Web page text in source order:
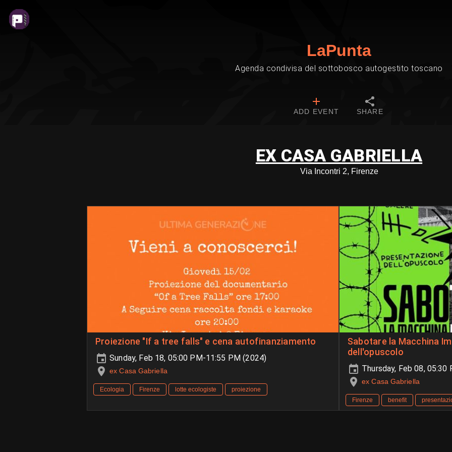
LaPunta
Agenda condivisa del sottobosco autogestito toscano
ADD EVENT SHARE
EX CASA GABRIELLA
Via Incontri 2, Firenze
Proiezione "If a tree falls" e cena autofinanziamento
Sunday, Feb 18, 05:00 PM-11:55 PM (2024)
ex Casa Gabriella
Ecologia Firenze lotte ecologiste proiezione
Sabotare la Macchina
dell'opuscolo
Thursday, Feb 08,
ex Casa Gabriella
Firenze benefit